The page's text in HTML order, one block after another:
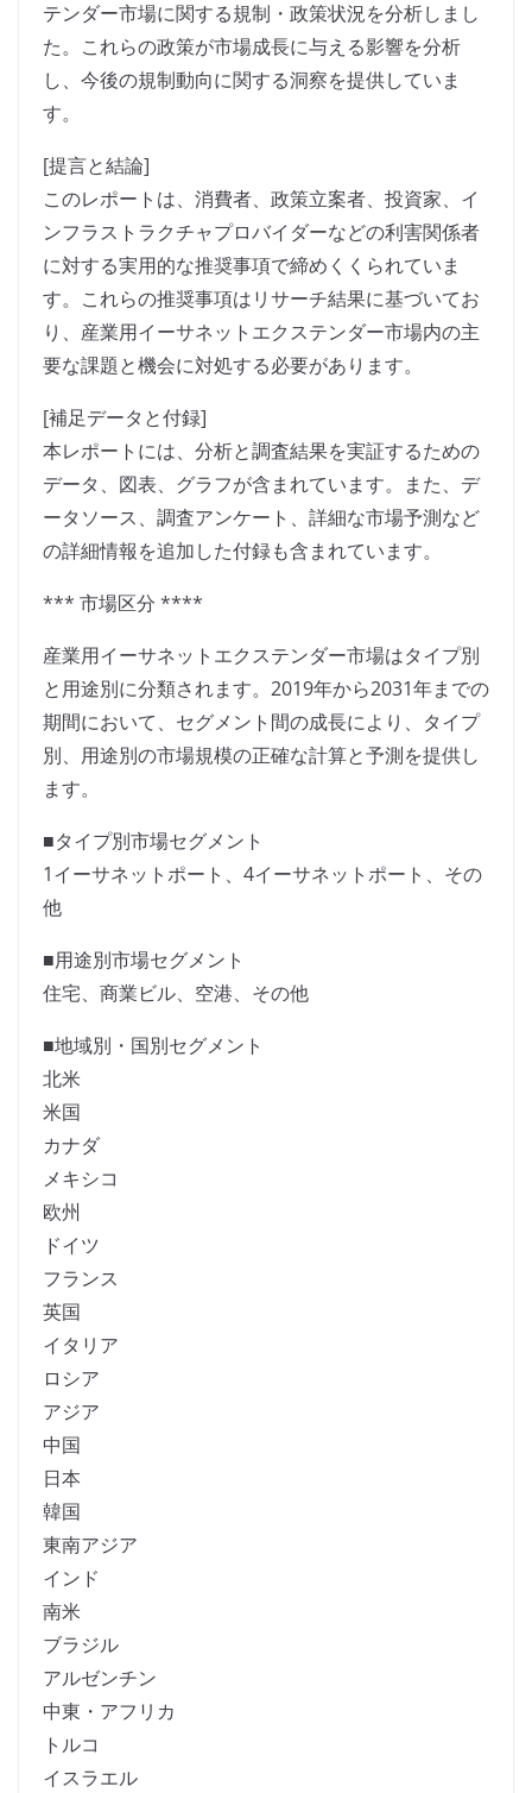
テンダー市場に関する規制・政策状況を分析しまし
た。これらの政策が市場成長に与える影響を分析
し、今後の規制動向に関する洞察を提供していま
す。
[提言と結論]
このレポートは、消費者、政策立案者、投資家、イ
ンフラストラクチャプロバイダーなどの利害関係者
に対する実用的な推奨事項で締めくくられていま
す。これらの推奨事項はリサーチ結果に基づいてお
り、産業用イーサネットエクステンダー市場内の主
要な課題と機会に対処する必要があります。
[補足データと付録]
本レポートには、分析と調査結果を実証するための
データ、図表、グラフが含まれています。また、デ
ータソース、調査アンケート、詳細な市場予測など
の詳細情報を追加した付録も含まれています。
*** 市場区分 ****
産業用イーサネットエクステンダー市場はタイプ別
と用途別に分類されます。2019年から2031年までの
期間において、セグメント間の成長により、タイプ
別、用途別の市場規模の正確な計算と予測を提供し
ます。
■タイプ別市場セグメント
1イーサネットポート、4イーサネットポート、その
他
■用途別市場セグメント
住宅、商業ビル、空港、その他
■地域別・国別セグメント
北米
米国
カナダ
メキシコ
欧州
ドイツ
フランス
英国
イタリア
ロシア
アジア
中国
日本
韓国
東南アジア
インド
南米
ブラジル
アルゼンチン
中東・アフリカ
トルコ
イスラエル